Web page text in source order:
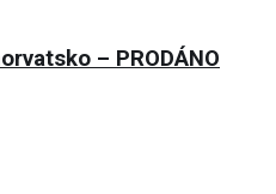
– PRODÁNO